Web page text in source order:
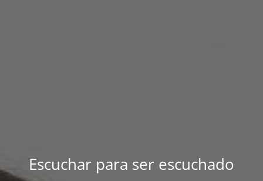
Escuchar para ser escuchado